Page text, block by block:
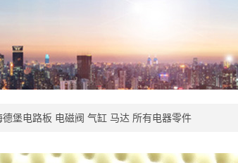
堡电路板 电磁阀 气缸 马达 所有电器零件